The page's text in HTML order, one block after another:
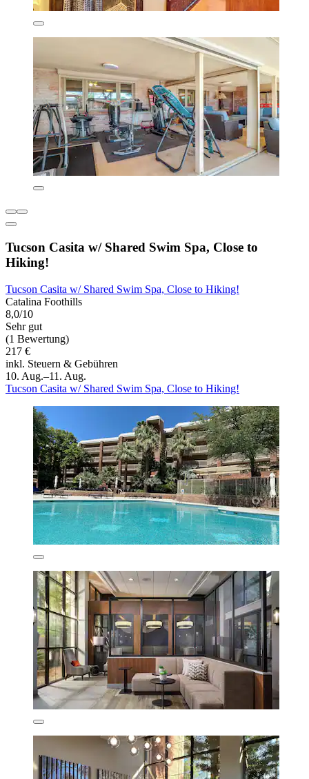
Tucson Casita w/ Shared Swim Spa, Close to
Hiking!
Tucson Casita w/ Shared Swim Spa, Close to Hiking!
Catalina Foothills
8,0/10
Sehr gut
(1 Bewertung)
217 €
inkl. Steuern & Gebühren
10. Aug.–11. Aug.
Tucson Casita w/ Shared Swim Spa, Close to Hiking!